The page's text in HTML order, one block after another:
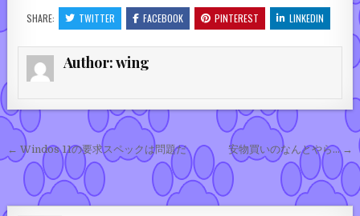
SHARE: TWITTER FACEBOOK PINTEREST LINKEDIN
Author:wing
投稿ナビゲーション 安物買いのなんとやら… →
← Windos 11の要求スペックは問題だ